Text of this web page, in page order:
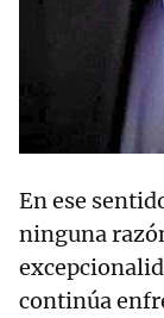
En ese
ninguna
continúa